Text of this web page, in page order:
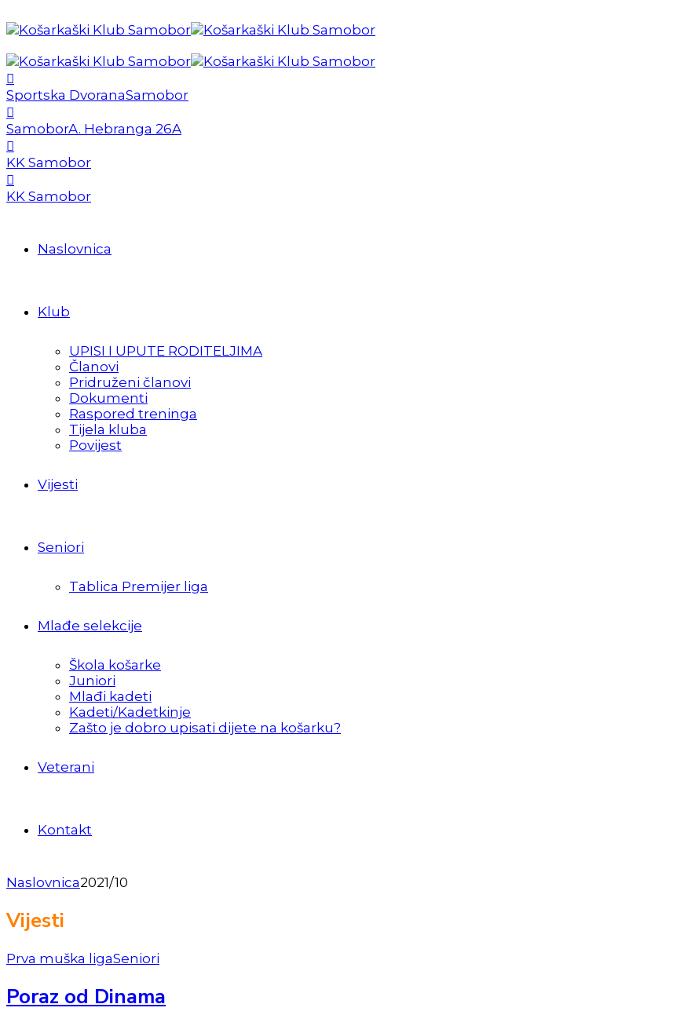
Sportska DvoranaSamobor
SamoborA. Hebranga 26A
KK Samobor
KK Samobor
Naslovnica
Klub
UPISI I UPUTE RODITELJIMA
Članovi
Pridruženi članovi
Dokumenti
Raspored treninga
Tijela kluba
Povijest
Vijesti
Seniori
Tablica Premijer liga
Mlađe selekcije
Škola košarke
Juniori
Mlađi kadeti
Kadeti/Kadetkinje
Zašto je dobro upisati dijete na košarku?
Veterani
Kontakt
Naslovnica2021/10
Vijesti
Prva muška ligaSeniori
Poraz od Dinama